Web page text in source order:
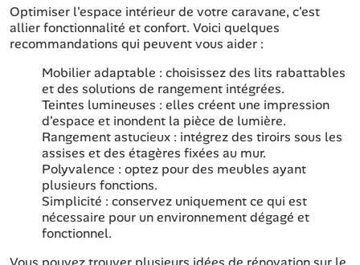
Optimiser l'espace intérieur de votre caravane, c'est
allier fonctionnalité et confort. Voici quelques
recommandations qui peuvent vous aider :
Mobilier adaptable : choisissez des lits rabattables
et des solutions de rangement intégrées.
Teintes lumineuses : elles créent une impression
d'espace et inondent la pièce de lumière.
Rangement astucieux : intégrez des tiroirs sous les
assises et des étagères fixées au mur.
Polyvalence : optez pour des meubles ayant
plusieurs fonctions.
Simplicité : conservez uniquement ce qui est
nécessaire pour un environnement dégagé et
fonctionnel.